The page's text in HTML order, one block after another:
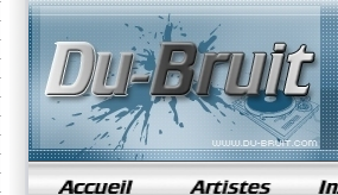
samples de rap